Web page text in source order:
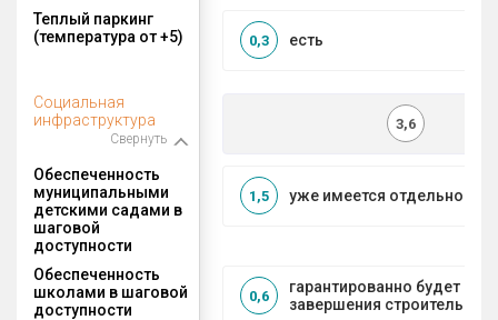
Теплый паркинг
(температура от +5)
есть
0,3
Социальная
инфраструктура
Свернуть
3,6
Обеспеченность
муниципальными
детскими садами в
шаговой
доступности
уже имеется
1,5
Обеспеченность
школами в шаговой
доступности
гарантированно будет
завершения строительства
0,6